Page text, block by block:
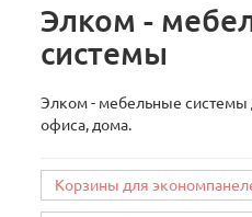
Элком -
системы
Элком - мебельные системы
офиса, дома.
Корзины для